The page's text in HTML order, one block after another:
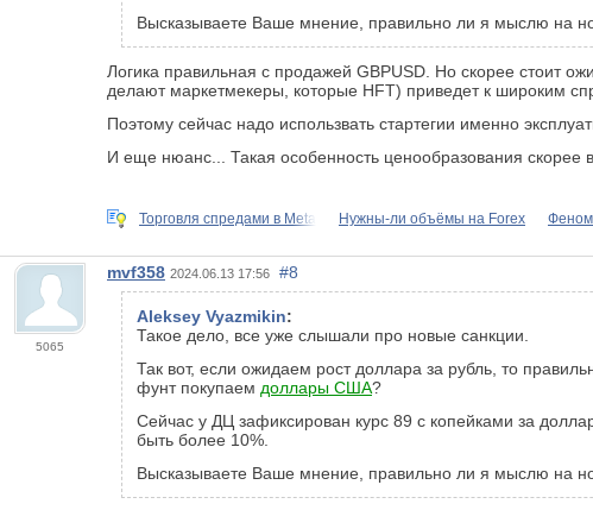
Высказываете Ваше мнение, правильно ли я мыслю на
Логика правильная с продажей GBPUSD. Но скорее стоит
делают маркетмекеры, которые HFT) приведет к широким
Поэтому сейчас надо использвать стартегии именно
И еще нюанс... Такая особенность ценообразования скорее
Торговля спредами в Meta Нужны-ли объёмы на Forex
5065
mvf358 2024.06.13 17:56 #8
Aleksey Vyazmikin:
Такое дело, все уже слышали про новые санкции.
Так вот, если ожидаем рост доллара за рубль, то
фунт покупаем доллары США?
Сейчас у ДЦ зафиксирован курс 89 с копейками за
быть более 10%.
Высказываете Ваше мнение, правильно ли я мыслю на